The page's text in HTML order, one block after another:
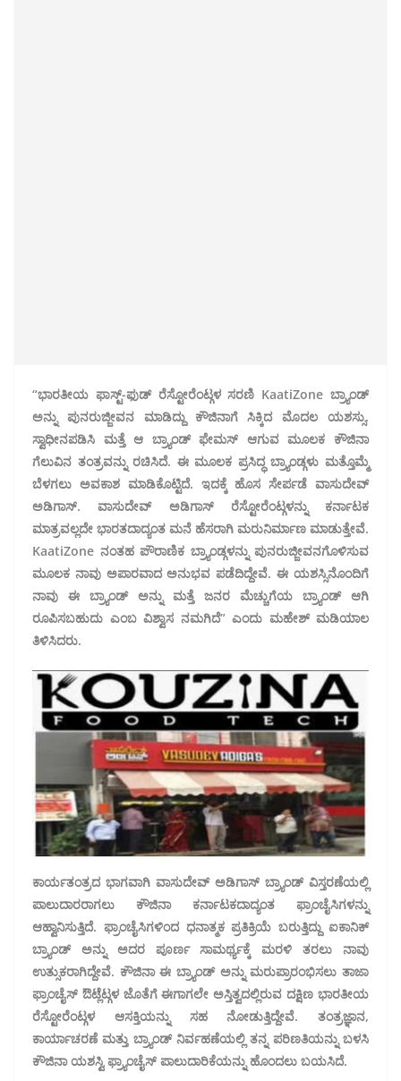
“ಭಾರತೀಯ ಫಾಸ್ಟ್-ಫುಡ್ ರೆಸ್ಟೋರೆಂಟ್ಗಳ ಸರಣಿ KaatiZone ಬ್ರ್ಯಾಂಡ್
ಅನ್ನು ಪುನರುಜ್ಜೀವನ ಮಾಡಿದ್ದು ಕೌಜಿನಾಗೆ ಸಿಕ್ಕಿದ ಮೊದಲ ಯಶಸ್ಸು.
ಸ್ವಾಧೀನಪಡಿಸಿ ಮತ್ತೆ ಆ ಬ್ರ್ಯಾಂಡ್ ಫೇಮಸ್ ಆಗುವ ಮೂಲಕ ಕೌಜಿನಾ
ಗೆಲುವಿನ ತಂತ್ರವನ್ನು ರಚಿಸಿದೆ. ಈ ಮೂಲಕ ಪ್ರಸಿದ್ಧ ಬ್ರ್ಯಾಂಡ್ಗಳು ಮತ್ತೊಮ್ಮೆ
ಬೆಳಗಲು ಅವಕಾಶ ಮಾಡಿಕೊಟ್ಟಿದೆ. ಇದಕ್ಕೆ ಹೊಸ ಸೇರ್ಪಡೆ ವಾಸುದೇವ್
ಅಡಿಗಾಸ್. ವಾಸುದೇವ್ ಅಡಿಗಾಸ್ ರೆಸ್ಟೋರೆಂಟ್ಗಳನ್ನು ಕರ್ನಾಟಕ
ಮಾತ್ರವಲ್ಲದೇ ಭಾರತದಾದ್ಯಂತ ಮನೆ ಹೆಸರಾಗಿ ಮರುನಿರ್ಮಾಣ ಮಾಡುತ್ತೇವೆ.
KaatiZone ನಂತಹ ಪೌರಾಣಿಕ ಬ್ರ್ಯಾಂಡ್ಗಳನ್ನು ಪುನರುಜ್ಜೀವನಗೊಳಿಸುವ
ಮೂಲಕ ನಾವು ಅಪಾರವಾದ ಅನುಭವ ಪಡೆದಿದ್ದೇವೆ. ಈ ಯಶಸ್ಸಿನೊಂದಿಗೆ
ನಾವು ಈ ಬ್ರ್ಯಾಂಡ್ ಅನ್ನು ಮತ್ತೆ ಜನರ ಮೆಚ್ಚುಗೆಯ ಬ್ರ್ಯಾಂಡ್ ಆಗಿ
ರೂಪಿಸಬಹುದು ಎಂಬ ವಿಶ್ವಾಸ ನಮಗಿದೆ” ಎಂದು ಮಹೇಶ್ ಮಡಿಯಾಲ
ತಿಳಿಸಿದರು.
ಕಾರ್ಯತಂತ್ರದ ಭಾಗವಾಗಿ ವಾಸುದೇವ್ ಅಡಿಗಾಸ್ ಬ್ರ್ಯಾಂಡ್ ವಿಸ್ತರಣೆಯಲ್ಲಿ
ಪಾಲುದಾರರಾಗಲು ಕೌಜಿನಾ ಕರ್ನಾಟಕದಾದ್ಯಂತ ಫ್ರಾಂಚೈಸಿಗಳನ್ನು
ಆಹ್ವಾನಿಸುತ್ತಿದೆ. ಫ್ರಾಂಚೈಸಿಗಳಿಂದ ಧನಾತ್ಮಕ ಪ್ರತಿಕ್ರಿಯೆ ಬರುತ್ತಿದ್ದು ಐಕಾನಿಕ್
ಬ್ರ್ಯಾಂಡ್ ಅನ್ನು ಅದರ ಪೂರ್ಣ ಸಾಮರ್ಥ್ಯಕ್ಕೆ ಮರಳಿ ತರಲು ನಾವು
ಉತ್ಸುಕರಾಗಿದ್ದೇವೆ. ಕೌಜಿನಾ ಈ ಬ್ರ್ಯಾಂಡ್ ಅನ್ನು ಮರುಪ್ರಾರಂಭಿಸಲು ತಾಜಾ
ಫ್ರಾಂಚೈಸ್ ಔಟ್ಲೆಟ್ಗಳ ಜೊತೆಗೆ ಈಗಾಗಲೇ ಅಸ್ತಿತ್ವದಲ್ಲಿರುವ ದಕ್ಷಿಣ ಭಾರತೀಯ
ರೆಸ್ಟೋರೆಂಟ್ಗಳ ಆಸಕ್ತಿಯನ್ನು ಸಹ ನೋಡುತ್ತಿದ್ದೇವೆ. ತಂತ್ರಜ್ಞಾನ,
ಕಾರ್ಯಾಚರಣೆ ಮತ್ತು ಬ್ರ್ಯಾಂಡ್ ನಿರ್ವಹಣೆಯಲ್ಲಿ ತನ್ನ ಪರಿಣತಿಯನ್ನು ಬಳಸಿ
ಕೌಜಿನಾ ಯಶಸ್ವಿ ಫ್ರ್ಯಾಂಚೈಸ್ ಪಾಲುದಾರಿಕೆಯನ್ನು ಹೊಂದಲು ಬಯಸಿದೆ.